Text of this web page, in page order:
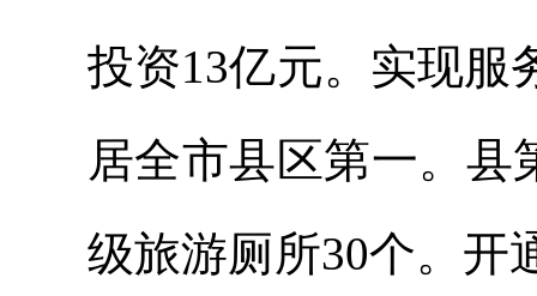
投资13亿元。实现服
居全市县区第一。
级旅游厕所30个。开